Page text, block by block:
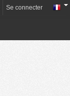
Se connecter